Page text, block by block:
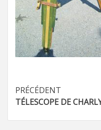
d’article
PRÉCÉDENT
TÉLESCOPE DE